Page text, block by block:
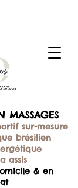
MASSAGES
sur-mesure
brésilien
assis
& en